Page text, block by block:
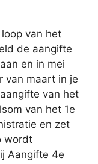
van het
de aangifte
en in mei
van maart in je
van het
van het 1e
en zet
wordt
Aangifte 4e